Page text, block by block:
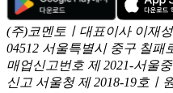
(주)코멘토ㅣ대표이사 이재
04512 서울특별시 중구 칠패
매업신고번호 제 2021-서울
신고 서울청 제 2018-19호ㅣ